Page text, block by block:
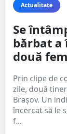
Actualitate
Se
bărbat a
două
Prin clipe de
zile, două
Brașov. Un
încercat să le
f...